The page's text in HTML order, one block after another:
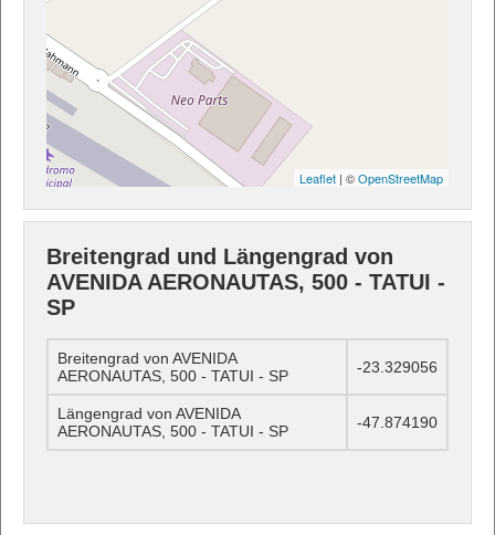
Leaflet | ©OpenStreetMap
Breitengrad und Längengrad von
AVENIDA AERONAUTAS, 500 - TATUI -
SP
Breitengrad von AVENIDA
AERONAUTAS, 500 - TATUI - SP
-23.329056
Längengrad von AVENIDA
AERONAUTAS, 500 - TATUI - SP
-47.874190